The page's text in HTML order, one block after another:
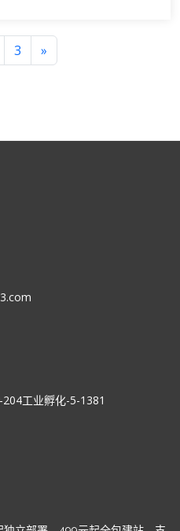
3 »
工业孵化-5-1381